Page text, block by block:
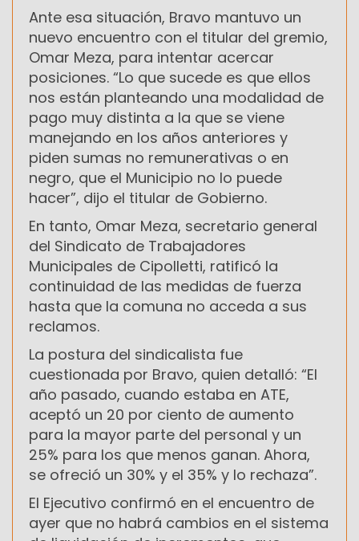
Ante esa situación, Bravo mantuvo un
nuevo encuentro con el titular del gremio,
Omar Meza, para intentar acercar
posiciones. “Lo que sucede es que ellos
nos están planteando una modalidad de
pago muy distinta a la que se viene
manejando en los años anteriores y
piden sumas no remunerativas o en
negro, que el Municipio no lo puede
hacer”, dijo el titular de Gobierno.
En tanto, Omar Meza, secretario general
del Sindicato de Trabajadores
Municipales de Cipolletti, ratificó la
continuidad de las medidas de fuerza
hasta que la comuna no acceda a sus
reclamos.
La postura del sindicalista fue
cuestionada por Bravo, quien detalló: “El
año pasado, cuando estaba en ATE,
aceptó un 20 por ciento de aumento
para la mayor parte del personal y un
25% para los que menos ganan. Ahora,
se ofreció un 30% y el 35% y lo rechaza”.
El Ejecutivo confirmó en el encuentro de
ayer que no habrá cambios en el sistema